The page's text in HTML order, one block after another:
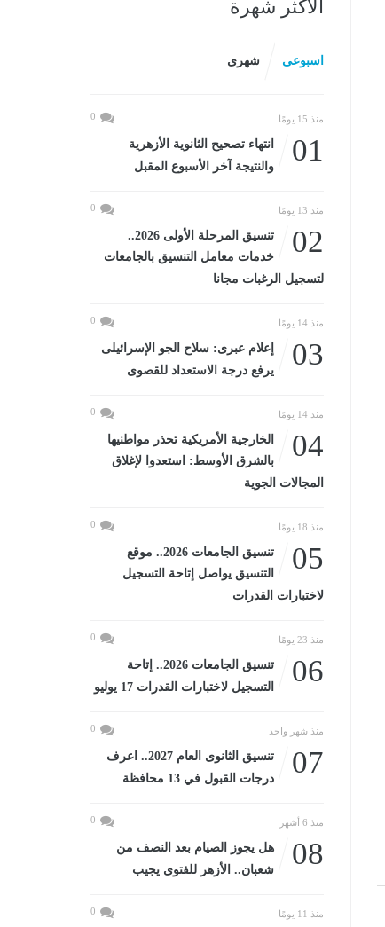
الأكثر شهرة
اسبوعى شهرى
منذ 15 يومًا 0
01
انتهاء تصحيح الثانوية الأزهرية
والنتيجة آخر الأسبوع المقبل
منذ 13 يومًا 0
02
تنسيق المرحلة الأولى 2026..
خدمات معامل التنسيق بالجامعات
لتسجيل الرغبات مجانا
منذ 14 يومًا 0
03
إعلام عبرى: سلاح الجو الإسرائيلى
يرفع درجة الاستعداد للقصوى
منذ 14 يومًا 0
04
الخارجية الأمريكية تحذر مواطنيها
بالشرق الأوسط: استعدوا لإغلاق
المجالات الجوية
منذ 18 يومًا 0
05
تنسيق الجامعات 2026.. موقع
التنسيق يواصل إتاحة التسجيل
لاختبارات القدرات
منذ 23 يومًا 0
06
تنسيق الجامعات 2026.. إتاحة
التسجيل لاختبارات القدرات 17 يوليو
منذ شهر واحد 0
07
تنسيق الثانوى العام 2027.. اعرف
درجات القبول في 13 محافظة
منذ 6 أشهر 0
08
هل يجوز الصيام بعد النصف من
شعبان.. الأزهر للفتوى يجيب
منذ 11 يومًا 0